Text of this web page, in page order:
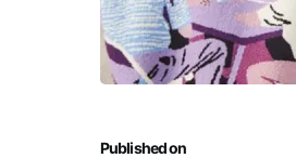
Published on